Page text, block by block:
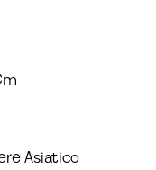
Asiatico